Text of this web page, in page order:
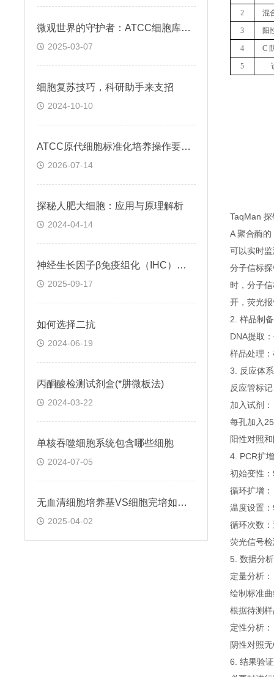
微观世界的守护者：ATCC细胞库的生命密码
2025-03-07
细胞复苏技巧，科研助手来支招
2024-10-10
ATCC原代细胞标准化培养操作要点与常见问题处理
2026-07-14
探秘人肥大细胞：应用与原理解析
2024-04-14
神经生长因子β免疫组化（IHC）试剂盒实验操作步骤
2025-09-17
如何选择二抗
2024-06-19
丙酮酸检测试剂盒(*肼微板法)
2024-03-22
单核吞噬细胞系统包含哪些细胞
2024-07-05
无血清细胞培养基VS细胞完培如何选择
2025-04-02
2 混
3 阳
4 C
5
TaqMan
A 聚合酶
可以实时
分子信标
时，分子
开，荧光
2. 样品制备
DNA提取
样品处理
3. 反应体
反应管标
加入试剂：
每孔加入
阳性对照
4. PCR扩增
初始变性
循环扩增：
温度设置
循环次数
荧光信号
5. 数据分析
定量分析：
绘制标准
根据待测
定性分析：
阴性对照
6. 结果验证